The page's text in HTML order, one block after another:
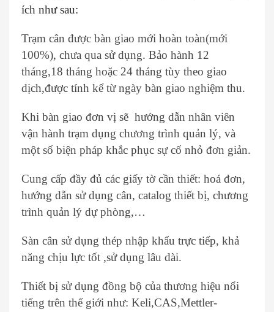
ích như sau:
Trạm cân được bàn giao mới hoàn toàn(mới
100%), chưa qua sử dụng. Bảo hành 12
tháng,18 tháng hoặc 24 tháng tùy theo giao
dịch,được tính kể từ ngày bàn giao nghiệm thu.
Khi bàn giao đơn vị sẽ hướng dẫn nhân viên
vận hành trạm dụng chương trình quản lý, và
một số biện pháp khắc phục sự cố nhỏ đơn giản.
Cung cấp đầy đủ các giấy tờ cần thiết: hoá đơn,
hướng dẫn sử dụng cân, catalog thiết bị, chương
trình quản lý dự phòng,…
Sàn cân sử dụng thép nhập khẩu trực tiếp, khả
năng chịu lực tốt ,sử dụng lâu dài.
Thiết bị sử dụng đồng bộ của thương hiệu nổi
tiếng trên thế giới như: Keli,CAS,Mettler-